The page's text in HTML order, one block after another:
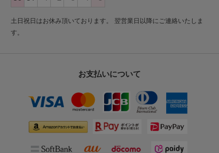
土日祝日はお休み頂いております。 翌営業日以降にご連絡いたしま
す。
お支払いについて